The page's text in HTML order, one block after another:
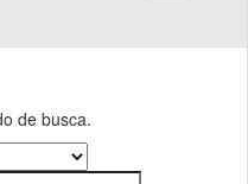
de busca.